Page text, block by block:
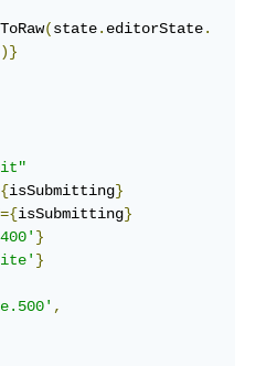
(state.editorState.
isSubmitting}
={isSubmitting}
}
}
,